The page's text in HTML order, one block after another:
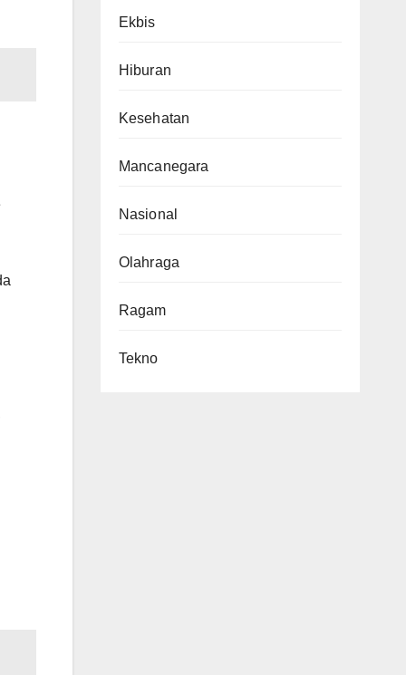
Ekbis
Hiburan
Kesehatan
Mancanegara
Nasional
Olahraga
Ragam
Tekno